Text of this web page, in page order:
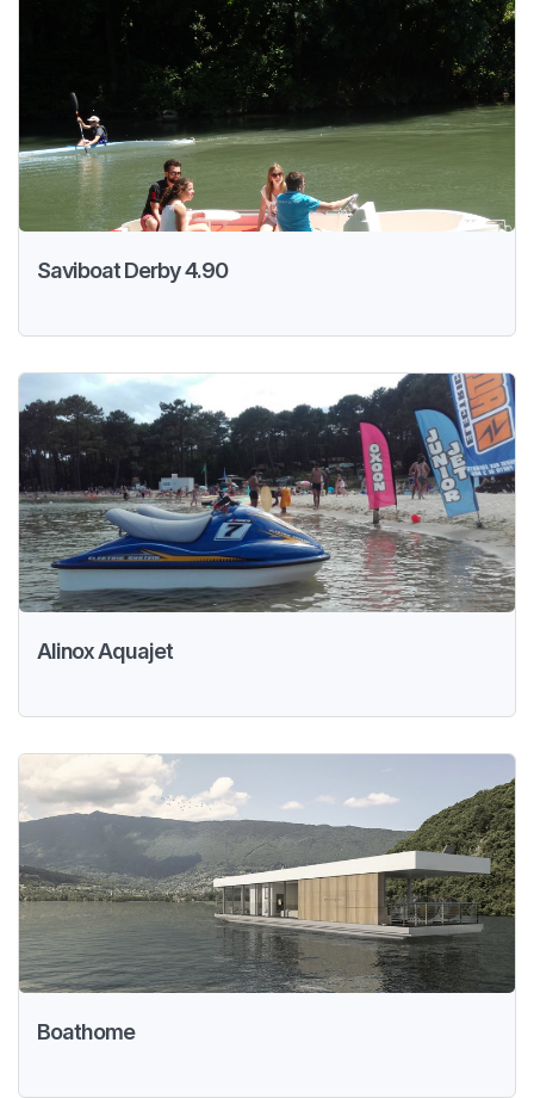
Saviboat Derby 4.90
Alinox Aquajet
Boathome